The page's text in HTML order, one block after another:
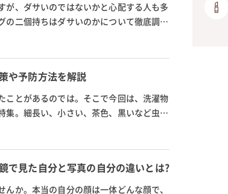
が、ダサいのではないかと心配する人も多
の二個持ちはダサいのかについて徹底調査
や予防方法を解説
ことがあるのでは。そこで今回は、洗濯物
集。細長い、小さい、茶色、黒いなど虫の
で見た自分と写真の自分の違いとは?
か。本当の自分の顔は一体どんな顔で、